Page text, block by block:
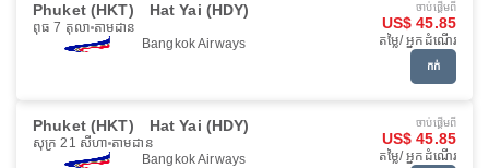
Phuket (HKT) Hat Yai (HDY)
ពុធ 7 តុលា តាមដាន
Bangkok Airways
ចាប់ផ្ដើមពី
US$ 45.85
តម្លៃ/ អ្នកដំណើរ
កក់
Phuket (HKT) Hat Yai (HDY)
សុក្រ 21 សីហា តាមដាន
Bangkok Airways
ចាប់ផ្ដើមពី
US$ 45.85
តម្លៃ/ អ្នកដំណើរ